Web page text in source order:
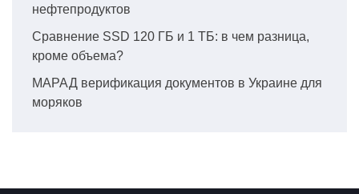
нефтепродуктов
Сравнение SSD 120 ГБ и 1 ТБ: в чем разница,
кроме объема?
МАРАД верификация документов в Украине для
моряков